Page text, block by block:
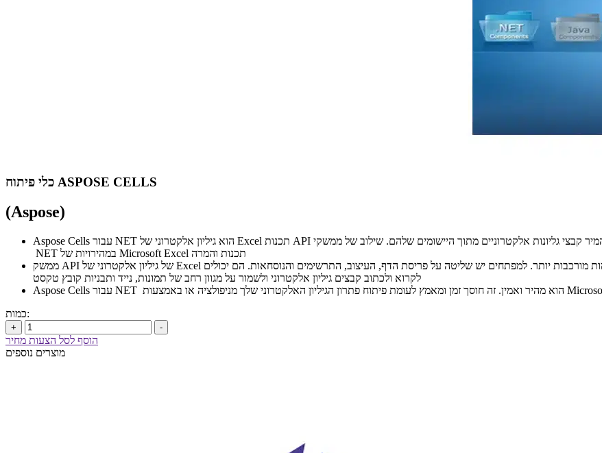
כלי פיתוח ASPOSE CELLS
(Aspose)
Aspose Cells עבור NET הוא גיליון אלקטרוני של Excel תכנות API המאפשר למפתחי תוכנה לתפעל ולהמיר קבצי גליונות אלקטרוניים מתוך היישומים שלהם. שילוב של ממשקי API ו פקדי GUI – Aspose.Cells עבור
NET במהירויות של Microsoft Excel תכנות והמרה
ממשק API של גיליון אלקטרוני של Excel מספק למפתחים כלים רבי עוצמה לביצוע המרות קבצים פשוטות או משימות מורכבות יותר. למפתחים יש שליטה על פריסת הדף, העיצוב, התרשימים והנוסחאות. הם יכולים
לקרוא ולכתוב קבצים גיליון אלקטרוני ולשמור על מגוון רחב של תמונות, נייד ותבניות קובץ טקסט
כמות:
+ -
הוסף לסל הצעות מחיר
מוצרים נוספים